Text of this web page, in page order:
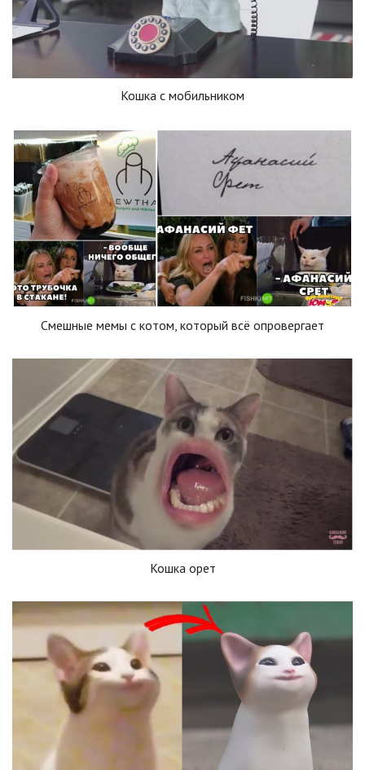
Кошка с мобильником
Смешные мемы с котом, который всё опровергает
Кошка орет